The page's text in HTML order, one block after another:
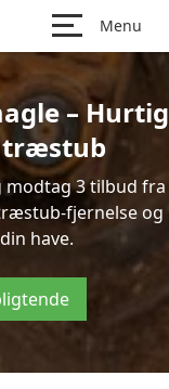
Menu
– Hurtig
træstub
3 tilbud fra
fjernelse og
have.